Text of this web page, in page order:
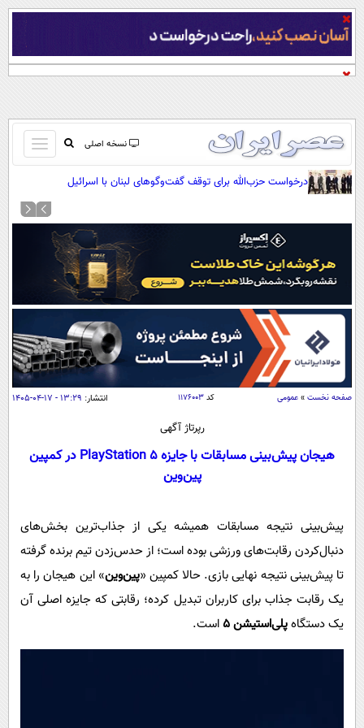
نسخه اصلی
باز
و
کردن
صفحه اول
آرشیو
نظرسنجی
آب و هوا
اوقات شرعی
سواد زندگی
اقتصاد
اقتصادی
خودرو
جامعه
اجتماعی
حوادث
محیط زیست
سفر و تفریح
ورزشی
بین الملل
علم و دانش
علمی
اخبار کریپتو
گوناگون
باشگاه مغز
عصر ایران 2
درخواست حزب‌الله برای توقف گفت‌وگوهای لبنان با اسرائیل
صفحه نخست » عمومی کد ۱۱۷۶۰۰۳ انتشار: ۱۳:۲۹ - ۱۷-۰۴-۱۴۰۵
رپرتاژ آگهی
هیجان پیش‌بینی مسابقات با جایزه PlayStation 5 در کمپین
پین‌وین
پیش‌بینی نتیجه مسابقات همیشه یکی از جذاب‌ترین بخش‌های
دنبال‌کردن رقابت‌های ورزشی بوده است؛ از حدس‌زدن تیم برنده گرفته
تا پیش‌بینی نتیجه نهایی بازی. حالا کمپین «پین‌وین» این هیجان را به
یک رقابت جذاب برای کاربران تبدیل کرده؛ رقابتی که جایزه اصلی آن
یک دستگاهپلی‌استیشن ۵ است.